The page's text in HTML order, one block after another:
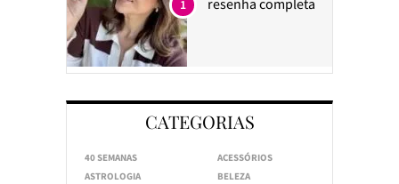
1
CATEGORIAS
40 SEMANAS
ACESSÓRIOS
ASTROLOGIA
BELEZA